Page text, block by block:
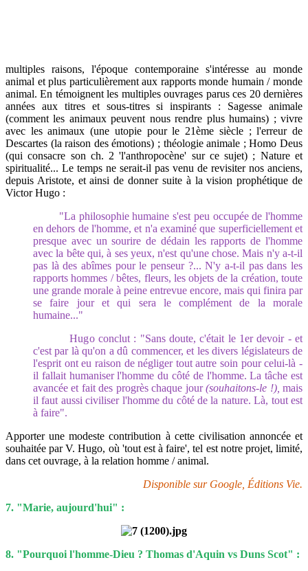
multiples raisons, l'époque contemporaine s'intéresse au monde
animal et plus particulièrement aux rapports monde humain / monde
animal. En témoignent les multiples ouvrages parus ces 20 dernières
années aux titres et sous-titres si inspirants : Sagesse animale
(comment les animaux peuvent nous rendre plus humains) ; vivre
avec les animaux (une utopie pour le 21ème siècle ; l'erreur de
Descartes (la raison des émotions) ; théologie animale ; Homo Deus
(qui consacre son ch. 2 'l'anthropocène' sur ce sujet) ; Nature et
spiritualité... Le temps ne serait-il pas venu de revisiter nos anciens,
depuis Aristote, et ainsi de donner suite à la vision prophétique de
Victor Hugo :
"La philosophie humaine s'est peu occupée de l'homme
en dehors de l'homme, et n'a examiné que superficiellement et
presque avec un sourire de dédain les rapports de l'homme
avec la bête qui, à ses yeux, n'est qu'une chose. Mais n'y a-t-il
pas là des abîmes pour le penseur ?... N'y a-t-il pas dans les
rapports hommes / bêtes, fleurs, les objets de la création, toute
une grande morale à peine entrevue encore, mais qui finira par
se faire jour et qui sera le complément de la morale
humaine..."
Hugo conclut : "Sans doute, c'était le 1er devoir - et
c'est par là qu'on a dû commencer, et les divers législateurs de
l'esprit ont eu raison de négliger tout autre soin pour celui-là -
il fallait humaniser l'homme du côté de l'homme. La tâche est
avancée et fait des progrès chaque jour(souhaitons-le !),mais
il faut aussi civiliser l'homme du côté de la nature. Là, tout est
à faire".
Apporter une modeste contribution à cette civilisation annoncée et
souhaitée par V. Hugo, où 'tout est à faire', tel est notre projet, limité,
dans cet ouvrage, à la relation homme / animal.
Disponible sur Google, Éditions Vie.
7. "Marie, aujourd'hui" :
8. "Pourquoi l'homme-Dieu ? Thomas d'Aquin vs Duns Scot" :